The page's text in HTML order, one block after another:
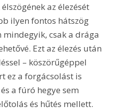
az élezését
ilyen fontos hátszög
csak a drága
Ezt az élezés után
– köszörűgéppel
ez a forgácsolást is
a fúró hegye sem
és hűtés mellett.